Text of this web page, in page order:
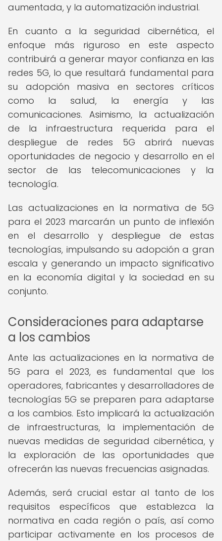
aumentada, y la automatización industrial.
En cuanto a la seguridad cibernética, el
enfoque más riguroso en este aspecto
contribuirá a generar mayor confianza en las
redes 5G, lo que resultará fundamental para
su adopción masiva en sectores críticos
como la salud, la energía y las
comunicaciones. Asimismo, la actualización
de la infraestructura requerida para el
despliegue de redes 5G abrirá nuevas
oportunidades de negocio y desarrollo en el
sector de las telecomunicaciones y la
tecnología.
Las actualizaciones en la normativa de 5G
para el 2023 marcarán un punto de inflexión
en el desarrollo y despliegue de estas
tecnologías, impulsando su adopción a gran
escala y generando un impacto significativo
en la economía digital y la sociedad en su
conjunto.
Consideraciones para adaptarse
a los cambios
Ante las actualizaciones en la normativa de
5G para el 2023, es fundamental que los
operadores, fabricantes y desarrolladores de
tecnologías 5G se preparen para adaptarse
a los cambios. Esto implicará la actualización
de infraestructuras, la implementación de
nuevas medidas de seguridad cibernética, y
la exploración de las oportunidades que
ofrecerán las nuevas frecuencias asignadas.
Además, será crucial estar al tanto de los
requisitos específicos que establezca la
normativa en cada región o país, así como
participar activamente en los procesos de